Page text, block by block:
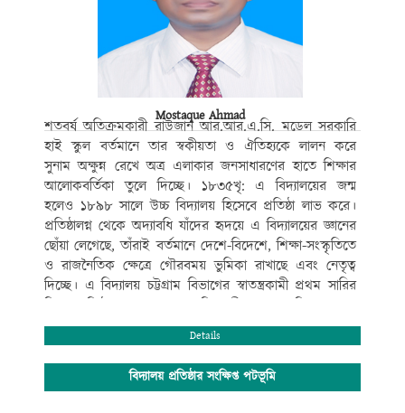
Mostaque Ahmad
শতবর্ষ অতিক্রমকারী রাউজান আর.আর.এ.সি. মডেল সরকারি
হাই স্কুল বর্তমানে তার স্বকীয়তা ও ঐতিহ্যকে লালন করে
সুনাম অক্ষুন্ন রেখে অত্র এলাকার জনসাধারণের হাতে শিক্ষার
আলোকবর্তিকা তুলে দিচ্ছে। ১৮৩৫খৃ: এ বিদ্যালয়ের জন্ম
হলেও ১৮৯৮ সালে উচ্চ বিদ্যালয় হিসেবে প্রতিষ্ঠা লাভ করে।
প্রতিষ্ঠালগ্ন থেকে অদ্যাবধি যাঁদের হৃদয়ে এ বিদ্যালয়ের জ্ঞানের
ছোঁয়া লেগেছে, তাঁরাই বর্তমানে দেশে-বিদেশে, শিক্ষা-সংস্কৃতিতে
ও রাজনৈতিক ক্ষেত্রে গৌরবময় ভুমিকা রাখাছে এবং নেতৃত্ব
দিচ্ছে। এ বিদ্যালয় চট্টগ্রাম বিভাগের স্বাতন্ত্রকামী প্রথম সারির
শিক্ষা প্রতিষ্ঠান গুলোর মধ্যে অতি প্রাচীনতম। এ বিদ্যালয় শুধু
আধুনিক যুগপোযোগী ও মানসম্মত শিক্ষাদানে বিশেষত্ব অর্জনে
সীমাবদ্ধ তা নয়,বই কেন্দ্রিক শিক্ষার পাশাপাশি নৈতিক শিক্ষা,
সহ-পাঠ ক্রমিক শিক্ষাকে অত্যন্ত গুরুত্ব দিয়ে থাকে।
বিদ্যালয়ের সুশৃংখল ও সু-পরিকল্পিত কার্যক্রম ও পদ্ধতিগত
Details
বিদ্যালয় প্রতিষ্ঠার সংক্ষিপ্ত পটভূমি